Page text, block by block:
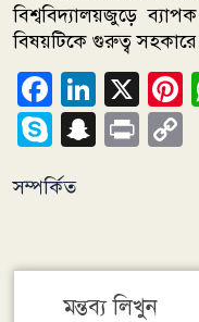
বিশ্ববিদ্যালয়জুড়ে
বিষয়টিকে গুরুত্ব
X
SkypePrint
সম্পর্কিত
মন্তব্য লিখুন